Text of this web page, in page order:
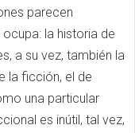
parecen
la historia de
a su vez, también la
la ficción, el de
una particular
es inútil, tal vez,